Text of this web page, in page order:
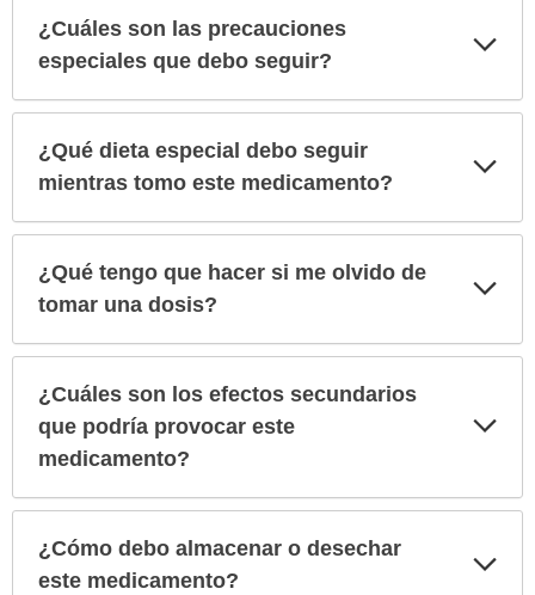
¿Cuáles son las precauciones
especiales que debo seguir?
¿Qué dieta especial debo seguir
mientras tomo este medicamento?
¿Qué tengo que hacer si me olvido de
tomar una dosis?
¿Cuáles son los efectos secundarios
que podría provocar este
medicamento?
¿Cómo debo almacenar o desechar
este medicamento?